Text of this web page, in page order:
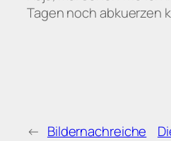
Tagen noch abkuerzen
← Bildernachreiche